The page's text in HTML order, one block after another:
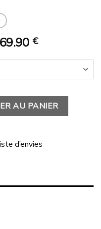
69.90 €Plage
24.90 €
69.90 €
AU PANIER
d’envies